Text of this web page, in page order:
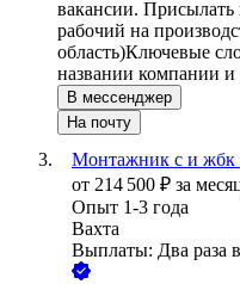
вакансии. Присылать
рабочий на
область)Ключевые
названии компании
В мессенджер
На почту
Монтажник с и жбк
от 214 500 ₽ за
Опыт 1-3 года
Вахта
Выплаты: Два раза